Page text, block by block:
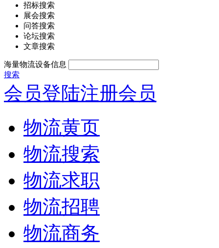
招标搜索
展会搜索
问答搜索
论坛搜索
文章搜索
海量物流设备信息
搜索
会员登陆注册会员
物流黄页
物流搜索
物流求职
物流招聘
物流商务